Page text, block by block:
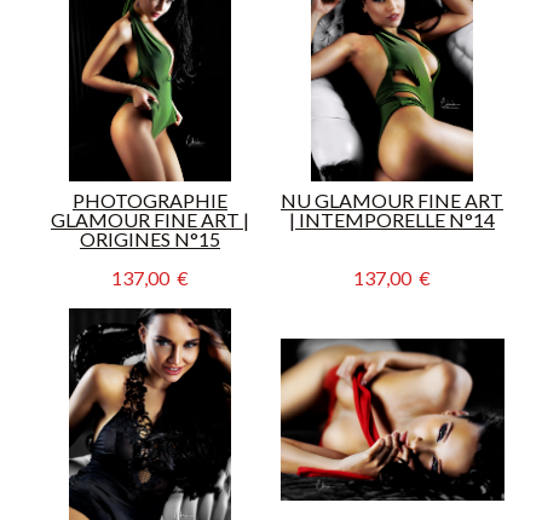
PHOTOGRAPHIE
GLAMOUR FINE ART |
ORIGINES N°15
137,00  €
NU GLAMOUR FINE ART
| INTEMPORELLE N°14
137,00  €